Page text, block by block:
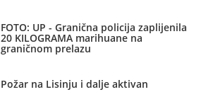
FOTO: UP - Granična policija zaplijenila
20 KILOGRAMA marihuane na
graničnom prelazu
Požar na Lisinju i dalje aktivan